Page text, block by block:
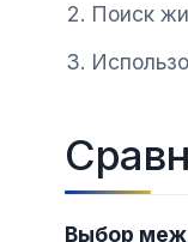
Поиск
Выбор